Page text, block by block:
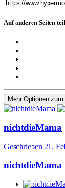
Auf anderen Seiten
Mehr Optionen zum
nichtdieMama
Geschrieben 21.
nichtdieMama